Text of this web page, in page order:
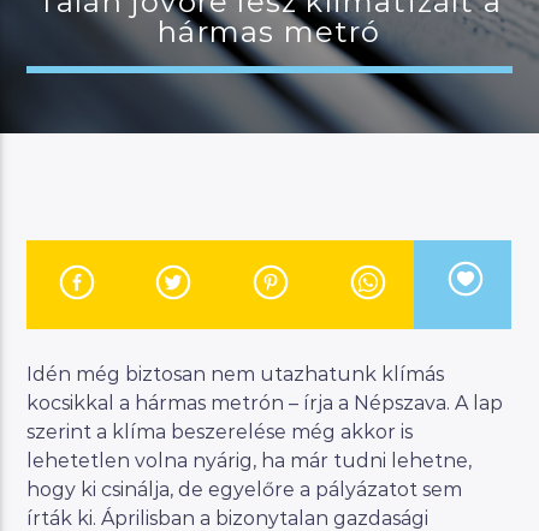
JELENLEGI MŰSOR
MANNA WORLD
Manna FM
hármas metró
Idén még biztosan nem utazhatunk klímás
kocsikkal a hármas metrón – írja a Népszava. A lap
szerint a klíma beszerelése még akkor is
lehetetlen volna nyárig, ha már tudni lehetne,
hogy ki csinálja, de egyelőre a pályázatot sem
írták ki. Áprilisban a bizonytalan gazdasági